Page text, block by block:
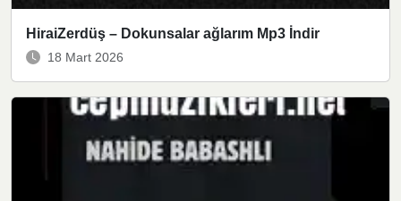
HiraiZerdüş – Dokunsalar ağlarım Mp3 İndir
18 Mart 2026